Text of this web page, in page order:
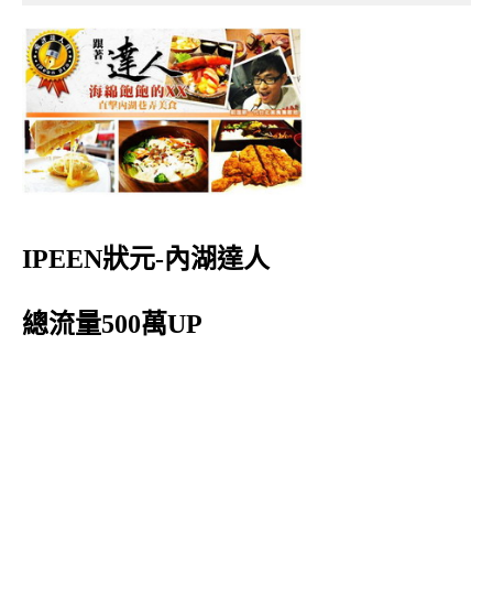
IPEEN狀元-內湖達人
總流量500萬UP